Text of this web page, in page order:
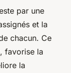
par une
et la
chacun. Ce
favorise la
la